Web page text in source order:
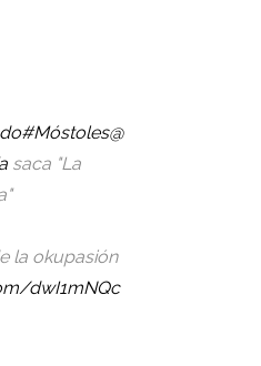
#Móstoles@
saca "La
la okupasión
dwI1mNQc